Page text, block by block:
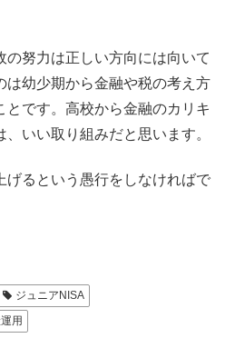
努力は正しい方向には向いて
は幼少期から金融や税の考え方
とです。高校から金融のカリキ
いい取り組みだと思います。
げるという愚行をしなければで
ジュニアNISA
用